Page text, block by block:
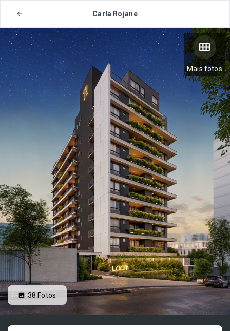
Carla Rojane
Mais fotos
38Fotos